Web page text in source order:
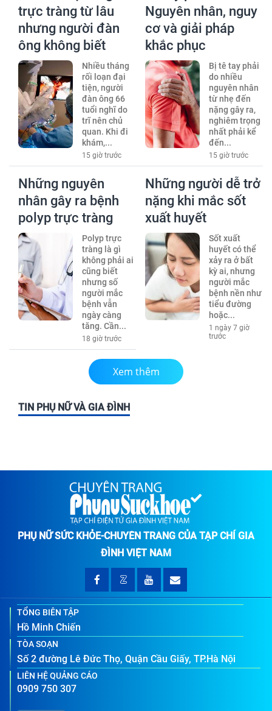
trực tràng từ lâu
nhưng người đàn
ông không biết
Nhiều tháng
rối loạn đại
tiện, người
đàn ông 66
tuổi nghĩ do
trĩ nên chủ
quan. Khi đi
khám,...
15 giờ trước
Nguyên nhân, nguy
cơ và giải pháp
khắc phục
Bị tê tay phải
do nhiều
nguyên nhân
từ nhẹ đến
nặng gây ra,
nghiêm trọng
nhất phải kể
đến...
15 giờ trước
Những nguyên
nhân gây ra bệnh
polyp trực tràng
Polyp trực
tràng là gì
không phải ai
cũng biết
nhưng số
người mắc
bệnh vẫn
ngày càng
tăng. Cần...
18 giờ trước
Những người dễ trở
nặng khi mắc sốt
xuất huyết
Sốt xuất
huyết có thể
xảy ra ở bất
kỳ ai, nhưng
người mắc
bệnh nền như
tiểu đường
hoặc...
1 ngày 7 giờ
trước
Xem thêm
TIN PHỤ NỮ VÀ GIA ĐÌNH
PHỤ NỮ SỨC KHỎE-CHUYÊN TRANG CỦA TẠP CHÍ GIA
ĐÌNH VIỆT NAM
TỔNG BIÊN TẬP
Hồ Minh Chiến
TÒA SOẠN
Số 2 đường Lê Đức Thọ, Quận Cầu Giấy, TP.Hà Nội
LIÊN HỆ QUẢNG CÁO
0909 750 307